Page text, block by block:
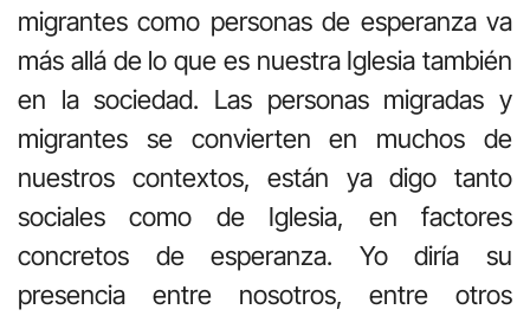
migrantes como personas de esperanza va
más allá de lo que es nuestra Iglesia también
en la sociedad. Las personas migradas y
migrantes se convierten en muchos de
nuestros contextos, están ya digo tanto
sociales como de Iglesia, en factores
concretos de esperanza. Yo diría su
presencia entre nosotros, entre otros